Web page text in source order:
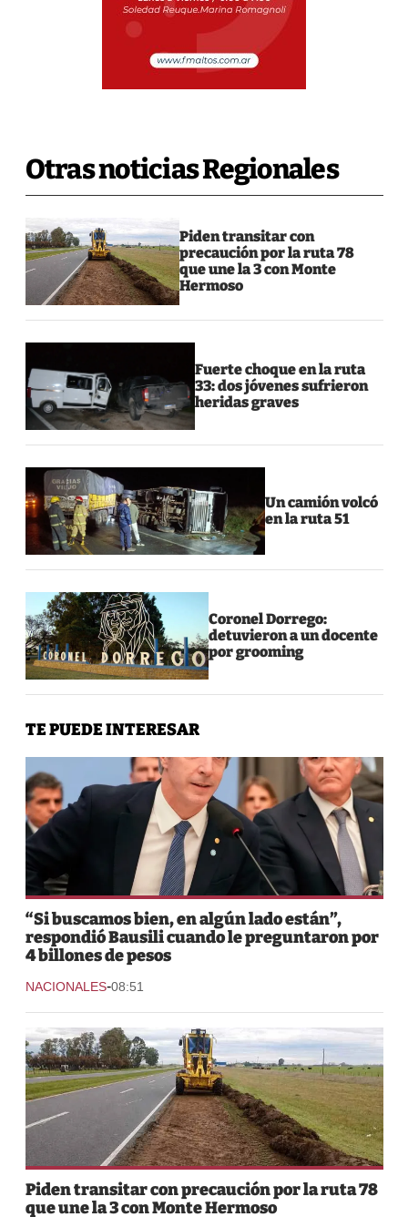
Otras noticias Regionales
Piden transitar con
precaución por la ruta 78
que une la 3 con Monte
Hermoso
Fuerte choque en la ruta
33: dos jóvenes sufrieron
heridas graves
Un camión volcó
en la ruta 51
Coronel Dorrego:
detuvieron a un docente
por grooming
TE PUEDE INTERESAR
“Si buscamos bien, en algún lado están”,
respondió Bausili cuando le preguntaron por
4 billones de pesos
NACIONALES-08:51
Piden transitar con precaución por la ruta 78
que une la 3 con Monte Hermoso